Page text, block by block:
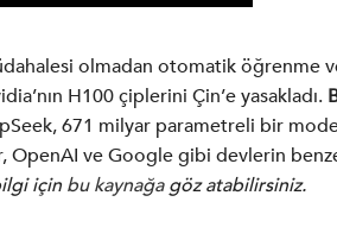
olmadan otomatik öğrenme
H100 çiplerini Çin’e yasakladı.
671 milyar parametreli bir
ve Google gibi devlerin
içinbu kaynağagöz atabilirsiniz.